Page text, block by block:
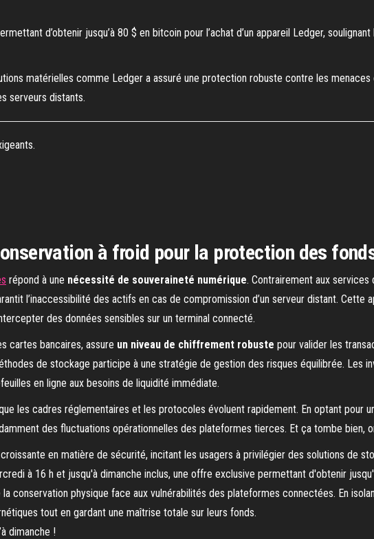
d’obtenir jusqu’à 80 $ en bitcoin pour l’achat d’un appareil Ledger,
matérielles comme Ledger a assuré une protection robuste contre les
serveurs distants.
à froid pour la protection des
répond à une nécessité de souveraineté numérique. Contrairement aux services
l’inaccessibilité des actifs en cas de compromission d’un serveur distant. Cette
des données sensibles sur un terminal connecté.
cartes bancaires, assure un niveau de chiffrement robuste pour valider les
de stockage participe à une stratégie de gestion des risques équilibrée. Les
en ligne aux besoins de liquidité immédiate.
les cadres réglementaires et les protocoles évoluent rapidement. En optant pour
des fluctuations opérationnelles des plateformes tierces. Et ça tombe bien,
dimanche !